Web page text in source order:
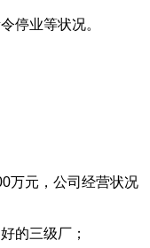
停业等状况。
万元，公司经营状况
的三级厂；